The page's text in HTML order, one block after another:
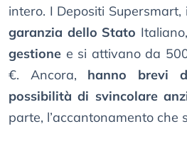
intero. I Depositi
garanzia dello Stato Italiano,
gestione e si attivano da
€. Ancora, hanno brevi
possibilità di svincolare
parte, l’accantonamento che